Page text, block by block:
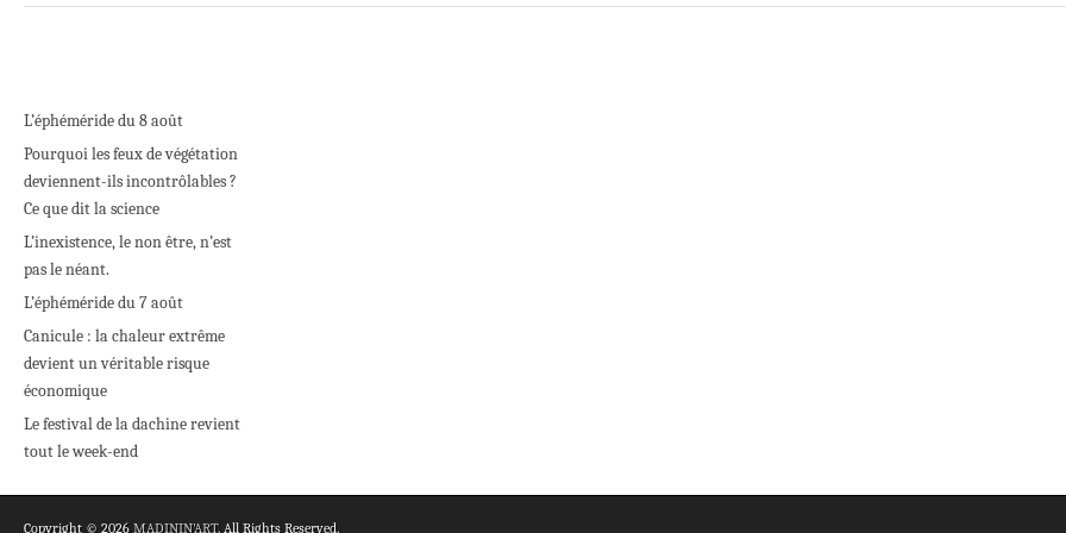
L’éphéméride du 8 août
Pourquoi les feux de végétation
deviennent-ils incontrôlables ?
Ce que dit la science
L’inexistence, le non être, n’est
pas le néant.
L’éphéméride du 7 août
Canicule : la chaleur extrême
devient un véritable risque
économique
Le festival de la dachine revient
tout le week-end
Copyright © 2026 MADININ'ART. All Rights Reserved.